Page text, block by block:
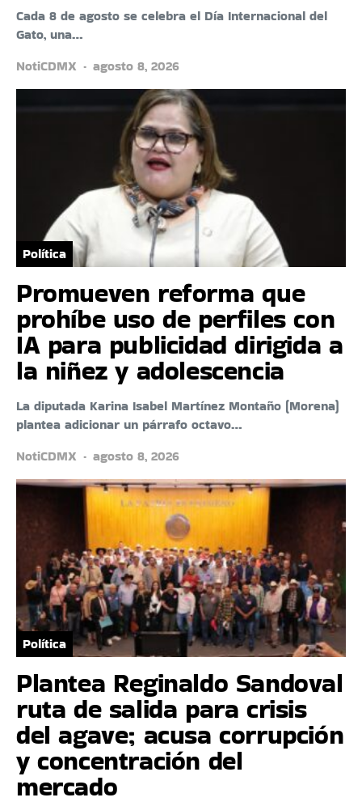
Cada 8 de agosto se celebra el Día Internacional del
Gato, una…
NotiCDMX
agosto 8, 2026
Política
Promueven reforma que
prohíbe uso de perfiles con
IA para publicidad dirigida a
la niñez y adolescencia
La diputada Karina Isabel Martínez Montaño (Morena)
plantea adicionar un párrafo octavo…
NotiCDMX
agosto 8, 2026
Política
Plantea Reginaldo Sandoval
ruta de salida para crisis
del agave; acusa corrupción
y concentración del
mercado